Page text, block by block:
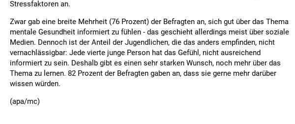
Stressfaktoren an.
Zwar gab eine breite Mehrheit (76 Prozent) der Befragten an, sich gut über das Thema
mentale Gesundheit informiert zu fühlen - das geschieht allerdings meist über soziale
Medien. Dennoch ist der Anteil der Jugendlichen, die das anders empfinden, nicht
vernachlässigbar: Jede vierte junge Person hat das Gefühl, nicht ausreichend
informiert zu sein. Deshalb gibt es einen sehr starken Wunsch, noch mehr über das
Thema zu lernen. 82 Prozent der Befragten gaben an, dass sie gerne mehr darüber
wissen würden.
(apa/mc)